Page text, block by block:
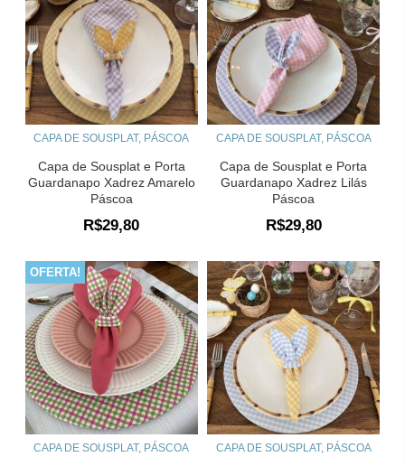
CAPA DE SOUSPLAT, PÁSCOA
Capa de Sousplat e Porta
Guardanapo Xadrez Amarelo
Páscoa
R$29,80
CAPA DE SOUSPLAT, PÁSCOA
Capa de Sousplat e Porta
Guardanapo Xadrez Lilás
Páscoa
R$29,80
OFERTA!
CAPA DE SOUSPLAT, PÁSCOA CAPA DE SOUSPLAT, PÁSCOA